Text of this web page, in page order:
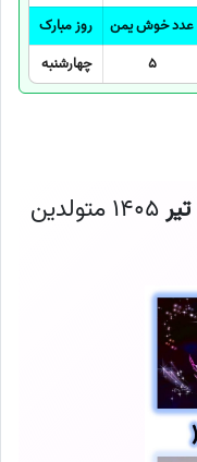
عدد خوش یمن
روز مبارک
5 چهارشنبه
1405 متولدین